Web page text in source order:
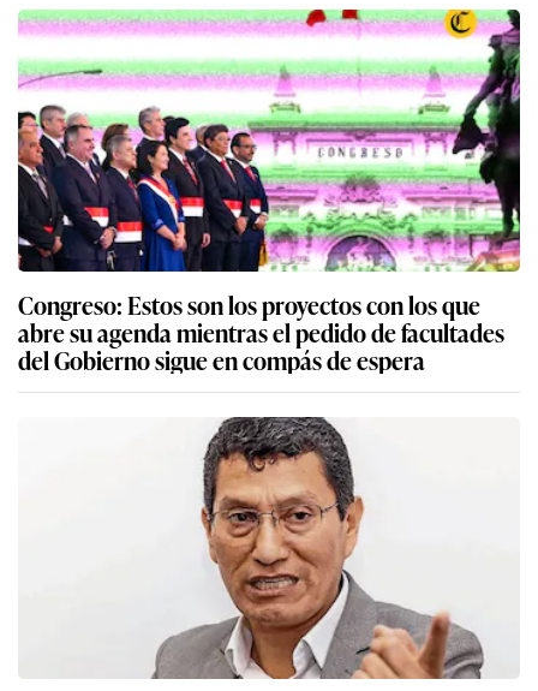
Congreso: Estos son los proyectos con los que
abre su agenda mientras el pedido de facultades
del Gobierno sigue en compás de espera